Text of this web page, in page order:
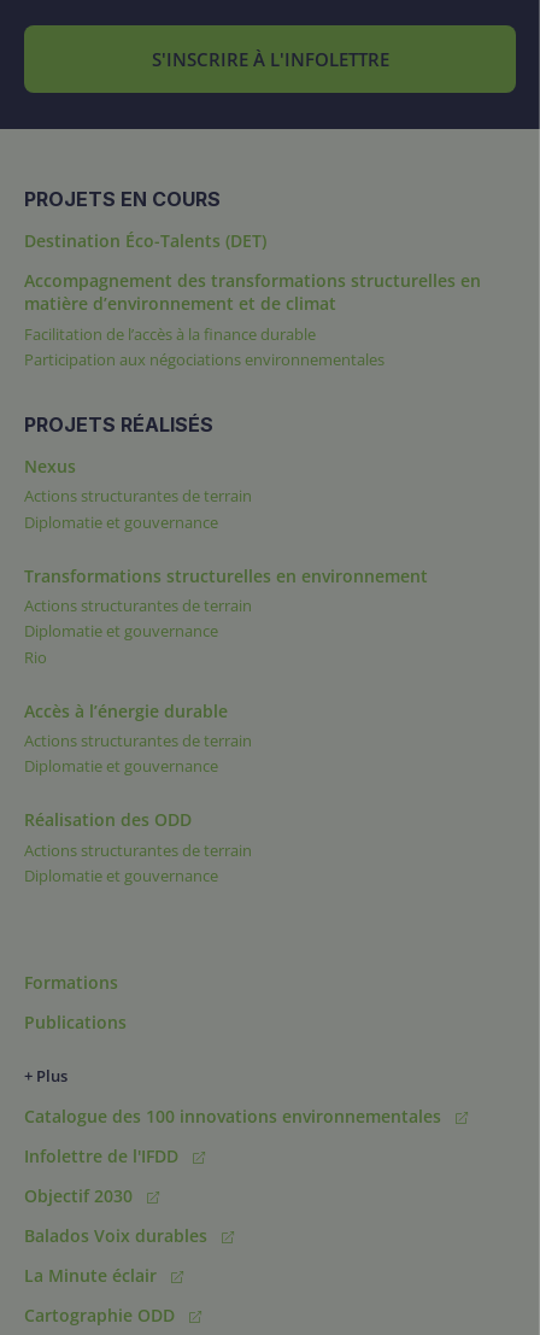
S'INSCRIRE À L'INFOLETTRE
PROJETS EN COURS
Destination Éco-Talents (DET)
Accompagnement des transformations structurelles en
matière d’environnement et de climat
Facilitation de l’accès à la finance durable
Participation aux négociations environnementales
PROJETS RÉALISÉS
Nexus
Actions structurantes de terrain
Diplomatie et gouvernance
Transformations structurelles en environnement
Actions structurantes de terrain
Diplomatie et gouvernance
Rio
Accès à l’énergie durable
Actions structurantes de terrain
Diplomatie et gouvernance
Réalisation des ODD
Actions structurantes de terrain
Diplomatie et gouvernance
Formations
Publications
+ Plus
Catalogue des 100 innovations environnementales
Infolettre de l'IFDD
Objectif 2030
Balados Voix durables
La Minute éclair
Cartographie ODD